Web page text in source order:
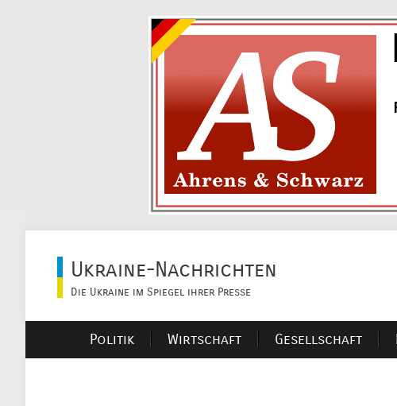
Ukraine-Nachrichten
Die Ukraine im Spiegel ihrer Presse
Politik Wirtschaft Gesellschaft